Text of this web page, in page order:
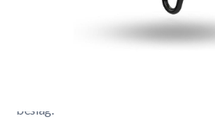
Meer Lezen
beslag.